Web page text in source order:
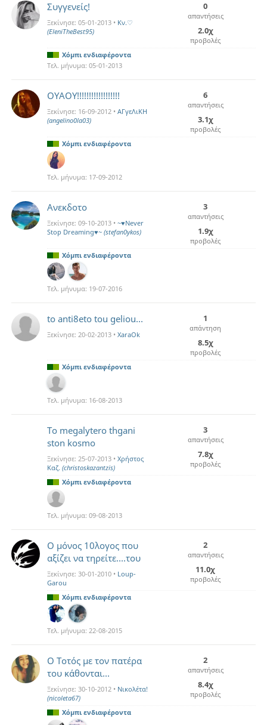
Συγγενείς!
Ξεκίνησε: 05-01-2013 • Kν.♡
(EleniTheBest95)
0
απαντήσεις
2.0χ
προβολές
Χόμπι ενδιαφέροντα
Τελ. μήνυμα: 05-01-2013
ΟΥΑΟΥ!!!!!!!!!!!!!!!!!!
Ξεκίνησε: 16-09-2012 • ΑΓγεΛιΚΗ
(angelino0la03)
6
απαντήσεις
3.1χ
προβολές
Χόμπι ενδιαφέροντα
Τελ. μήνυμα: 17-09-2012
Ανεκδοτο
Ξεκίνησε: 09-10-2013 • ~♥Never
Stop Dreaming♥~ (stefan0ykos)
3
απαντήσεις
1.9χ
προβολές
Χόμπι ενδιαφέροντα
Τελ. μήνυμα: 19-07-2016
to anti8eto tou geliou...
Ξεκίνησε: 20-02-2013 • XaraOk
1
απάντηση
8.5χ
προβολές
Χόμπι ενδιαφέροντα
Τελ. μήνυμα: 16-08-2013
To megalytero thgani
ston kosmo
Ξεκίνησε: 25-07-2013 • Χρήστος
Καζ. (christoskazantzis)
3
απαντήσεις
7.8χ
προβολές
Χόμπι ενδιαφέροντα
Τελ. μήνυμα: 09-08-2013
Ο μόνος 10λογος που
αξίζει να τηρείτε....του
Ξεκίνησε: 30-01-2010 • Loup-
Garou
2
απαντήσεις
11.0χ
προβολές
Χόμπι ενδιαφέροντα
Τελ. μήνυμα: 22-08-2015
Ο Τοτός με τον πατέρα
του κάθονται...
Ξεκίνησε: 30-10-2012 • Νικολέτα!
(nicoleta67)
2
απαντήσεις
8.4χ
προβολές
Χόμπι ενδιαφέροντα